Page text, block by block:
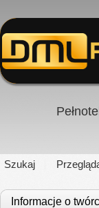
Szukaj
Informacje o